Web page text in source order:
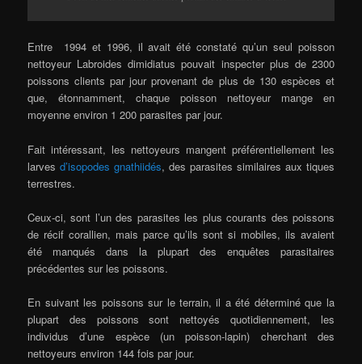
Entre 1994 et 1996, il avait été constaté qu’un seul poisson
nettoyeur Labroides dimidiatus pouvait inspecter plus de 2300
poissons clients par jour provenant de plus de 130 espèces et
que, étonnamment, chaque poisson nettoyeur mange en
moyenne environ 1 200 parasites par jour.
Fait intéressant, les nettoyeurs mangent préférentiellement les
larvesd’isopodes gnathiidés, des parasites similaires aux tiques
terrestres.
Ceux-ci, sont l’un des parasites les plus courants des poissons
de récif corallien, mais parce qu’ils sont si mobiles, ils avaient
été manqués dans la plupart des enquêtes parasitaires
précédentes sur les poissons.
En suivant les poissons sur le terrain, il a été déterminé que la
plupart des poissons sont nettoyés quotidiennement, les
individus d’une espèce (un poisson-lapin) cherchant des
nettoyeurs environ 144 fois par jour.